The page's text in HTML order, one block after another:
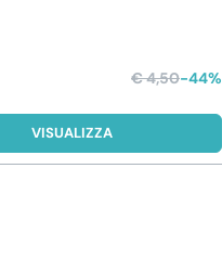
€4,50-44%
VISUALIZZA